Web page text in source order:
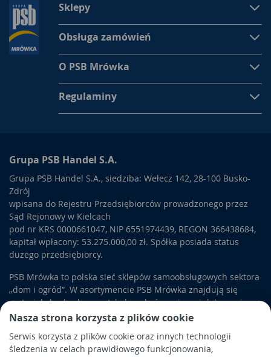
Nasza strona korzysta z plików cookie
Serwis korzysta z plików cookie oraz innych technologii
śledzenia w celach prawidłowego funkcjonowania,
Sklepy
Obsługa zamówień
O PSB Mrówka
Regulaminy
Grupa PSB Handel S.A.
Grupa PSB Handel S.A., siedziba: Wełecz 142, 28-100 Busko-
Zdrój
wpisana do Rejestru Przedsiębiorców prowadzonego przez
Sąd Rejonowy w Kielcach
pod nr KRS 0000661047, NIP 6551974439, REGON 366438684,
kapitał wpłacony: 53.275.000,00 zł. Spółka posiada status
dużego przedsiębiorcy.
PSB Mrówka to polska sieć sklepów samoobsługowych sektora
„dom i ogród”. W asortymencie PSB Mrówka znajdują się
materiały budowlane, artykuły wykończeniowe i dekoracyjne,
wyposażenie łazienek i kuchni, elektronarzędzia, a także
artykuły związane z ogrodem i otoczeniem domu.
Obowiązek informacyjny